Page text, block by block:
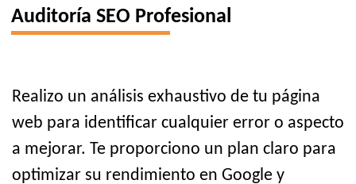
Auditoría SEO Profesional
Realizo un análisis exhaustivo de tu página
web para identificar cualquier error o aspecto
a mejorar. Te proporciono un plan claro para
optimizar su rendimiento en Google y